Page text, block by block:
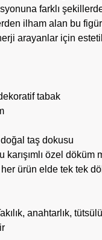
farklı
ilham alan bu
arayanlar için
tabak
taş dokusu
karışımlı özel döküm
her ürün elde tek tek
anahtarlık,